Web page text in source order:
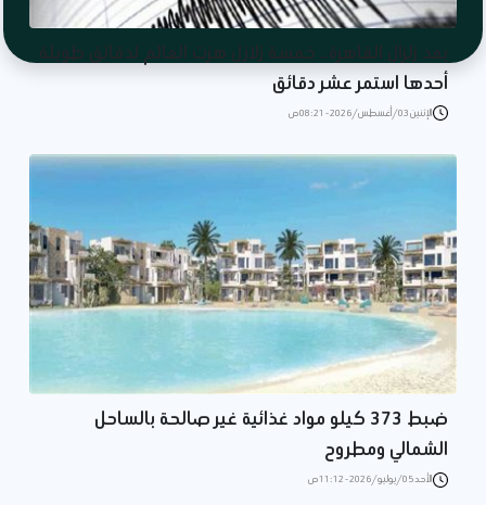
بعد زلزال القاهرة.. خمسة زلازل هزت العالم لدقائق طويلة
أحدها استمر عشر دقائق
الإثنين 03/أغسطس/2026 - 08:21 ص
ضبط 373 كيلو مواد غذائية غير صالحة بالساحل
الشمالي ومطروح
الأحد 05/يوليو/2026 - 11:12 ص